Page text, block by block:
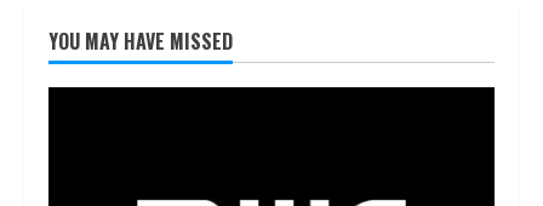
YOU MAY HAVE MISSED